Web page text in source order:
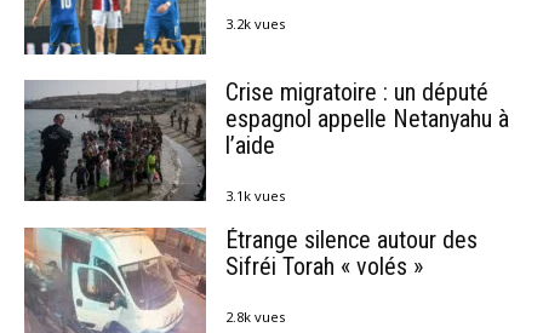
3.2k vues
Crise migratoire : un député
espagnol appelle Netanyahu à
l’aide
3.1k vues
Étrange silence autour des
Sifréi Torah « volés »
2.8k vues